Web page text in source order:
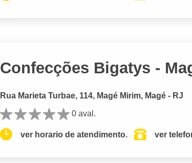
Confecções Bigatys -
Rua Marieta Turbae, 114, Magé Mirim, Magé - RJ
0 aval.
ver horario de atendimento. ver